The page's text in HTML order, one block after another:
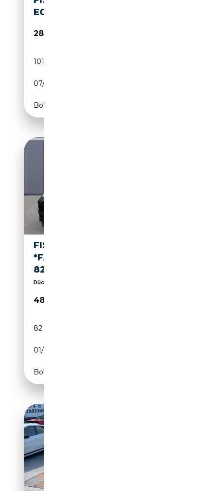
ECOCHIC
28 999€
101 512 km
07/2012
Boîte automatique
FISKER KARMA ECOSPORT
*FAHRZEUG AUS SAMMLUNG*
82KM!
Rückfahrkamera + Navigation + Sitzheizung
48 990€
82 km
01/2013
Boîte automatique